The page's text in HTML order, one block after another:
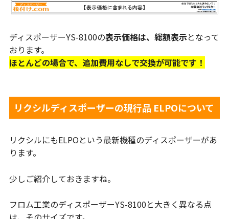
ディスポーザーYS-8100の表示価格は、総額表示となって
おります。
ほとんどの場合で、追加費用なしで交換が可能です！
リクシルディスポーザーの現行品 ELPOについて
リクシルにもELPOという最新機種のディスポーザーがあ
ります。
少しご紹介しておきますね。
フロム工業のディスポーザーYS-8100と大きく異なる点